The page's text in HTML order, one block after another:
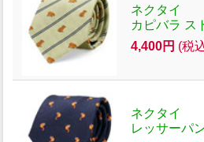
ネクタイ
カピバラ ス
4,400円 (税
ネクタイ
レッサーパ